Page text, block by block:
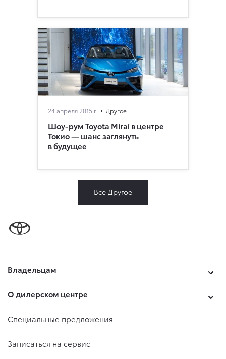
24 апреля 2015 г. Другое
Шоу-рум Toyota Mirai в центре
Токио — шанс заглянуть
в будущее
Все Другое
Владельцам
О дилерском центре
Специальные предложения
Записаться на сервис